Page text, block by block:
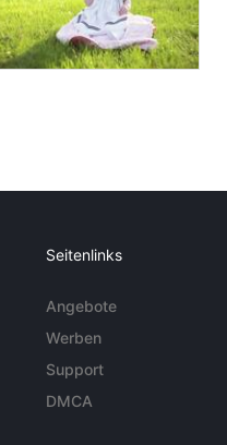
Seitenlinks
Angebote
Werben
Support
DMCA